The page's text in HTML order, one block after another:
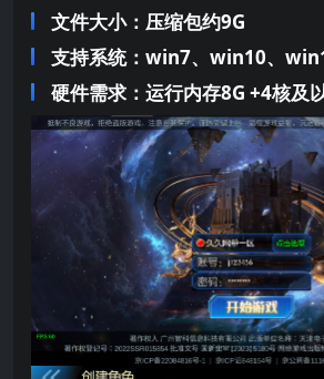
文件大小：压缩包约9G
支持系统：win7、win10、
硬件需求：运行内存8G +4核及